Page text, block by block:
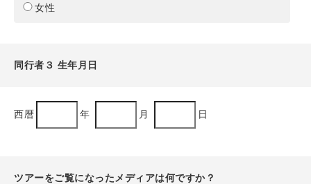
女性
同行者３ 生年月日
西暦 年 月 日
ツアーをご覧になったメディアは何ですか？